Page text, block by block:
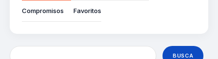
Compromisos Favoritos